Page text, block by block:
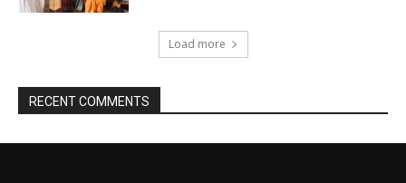
Load more
RECENT COMMENTS